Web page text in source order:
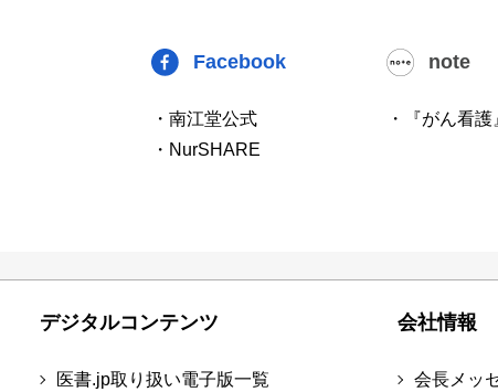
Facebook
・南江堂公式
・NurSHARE
note
・『がん看
デジタルコンテンツ
医書.jp取り扱い電子版一覧
会社情報
会長メッ